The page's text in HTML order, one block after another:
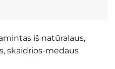
iš natūralaus,
skaidrios-medaus